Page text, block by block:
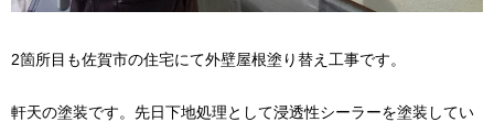
2箇所目も佐賀市の住宅にて外壁屋根塗り替え工事です。
軒天の塗装です。先日下地処理として浸透性シーラーを塗装してい